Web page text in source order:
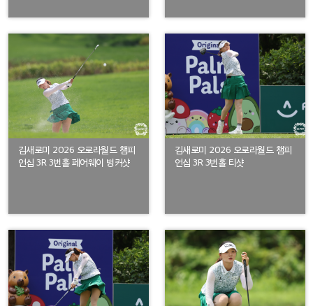
김새로미 2026 오로라월드 챔피
언십 3R 3번홀 페어웨이 벙커샷
김새로미 2026 오로라월드 챔피
언십 3R 3번홀 티샷